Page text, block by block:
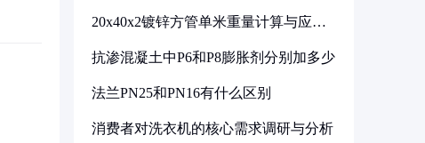
20x40x2镀锌方管单米重量计算与应用
抗渗混凝土中P6和P8膨胀剂分别加多少
法兰PN25和PN16有什么区别
消费者对洗衣机的核心需求调研与分析